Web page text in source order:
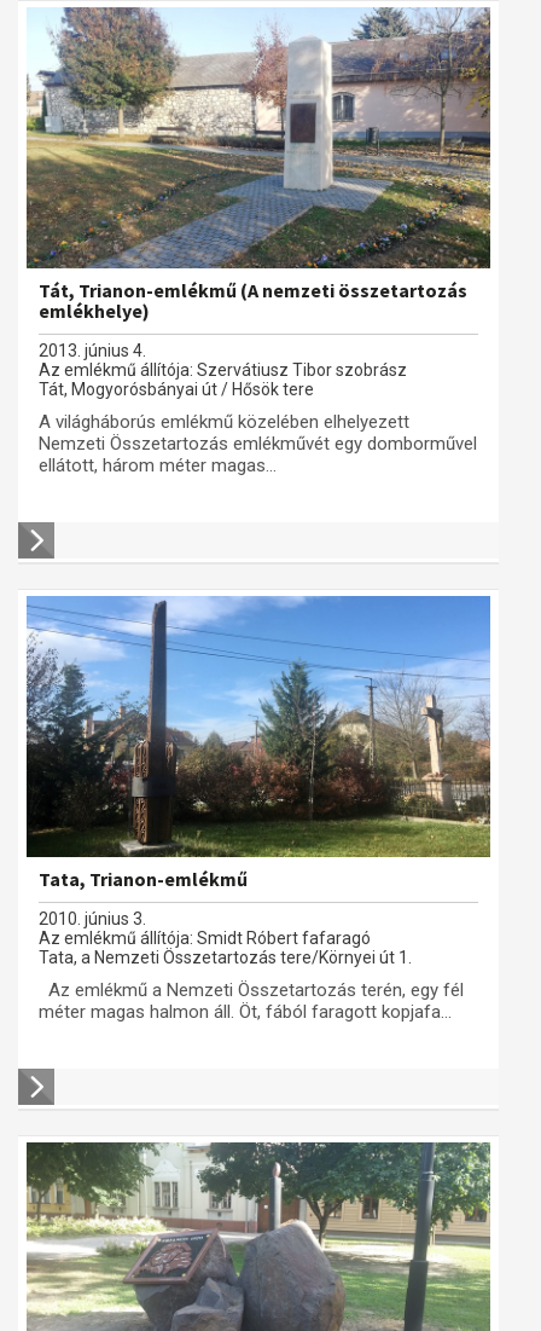
Tát, Trianon-emlékmű (A nemzeti összetartozás
emlékhelye)
2013. június 4.
Az emlékmű állítója: Szervátiusz Tibor szobrász
Tát, Mogyorósbányai út / Hősök tere
A világháborús emlékmű közelében elhelyezett
Nemzeti Összetartozás emlékművét egy domborművel
ellátott, három méter magas...
Tata, Trianon-emlékmű
2010. június 3.
Az emlékmű állítója: Smidt Róbert fafaragó
Tata, a Nemzeti Összetartozás tere/Környei út 1.
Az emlékmű a Nemzeti Összetartozás terén, egy fél
méter magas halmon áll. Öt, fából faragott kopjafa...